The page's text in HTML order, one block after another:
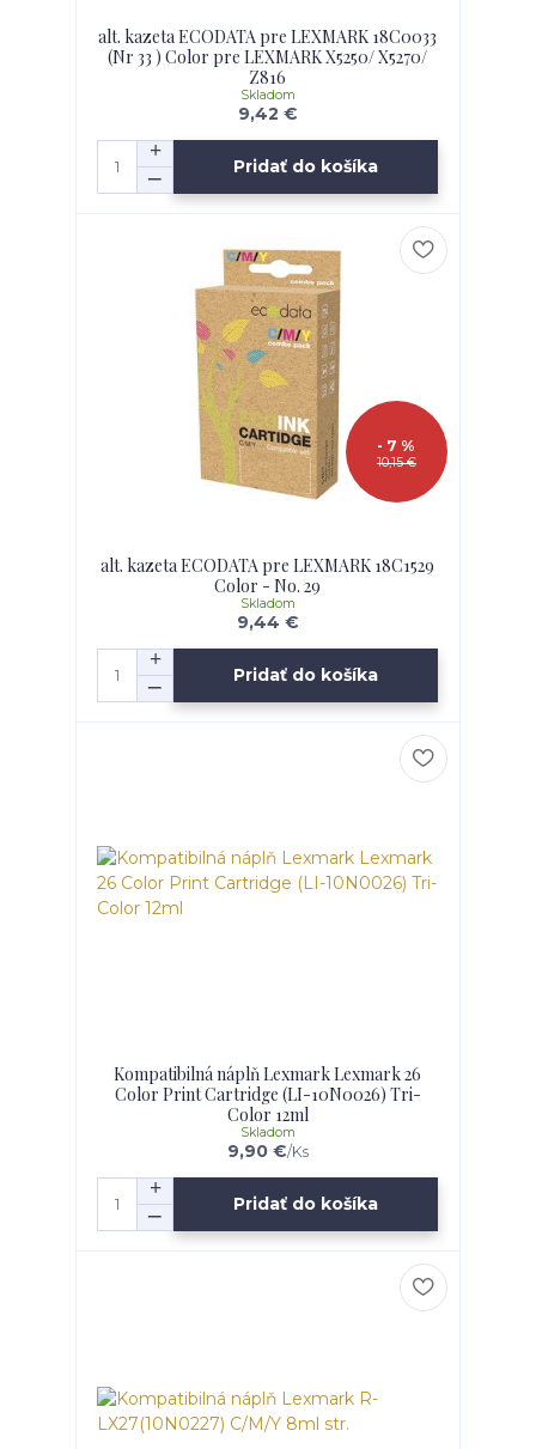
alt. kazeta ECODATA pre LEXMARK 18C0033
(Nr 33 ) Color pre LEXMARK X5250/ X5270/
Z816
9,42 €
Skladom
Pridať do košíka
10,15 €
- 7 %
alt. kazeta ECODATA pre LEXMARK 18C1529
Color - No. 29
9,44 €
Skladom
Pridať do košíka
Kompatibilná náplň Lexmark Lexmark 26
Color Print Cartridge (LI-10N0026) Tri-
Color 12ml
9,90 €/Ks
Skladom
Pridať do košíka